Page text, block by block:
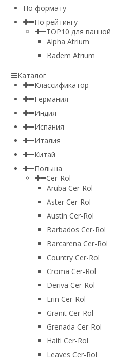
По формату
По рейтингу
TOP10 для ванной
Alpha Atrium
Badem Atrium
Каталог
Классификатор
Германия
Индия
Испания
Италия
Китай
Польша
Cer-Rol
Aruba Cer-Rol
Aster Cer-Rol
Austin Cer-Rol
Barbados Cer-Rol
Barcarena Cer-Rol
Country Cer-Rol
Croma Cer-Rol
Deriva Cer-Rol
Erin Cer-Rol
Granit Cer-Rol
Grenada Cer-Rol
Haiti Cer-Rol
Leaves Cer-Rol